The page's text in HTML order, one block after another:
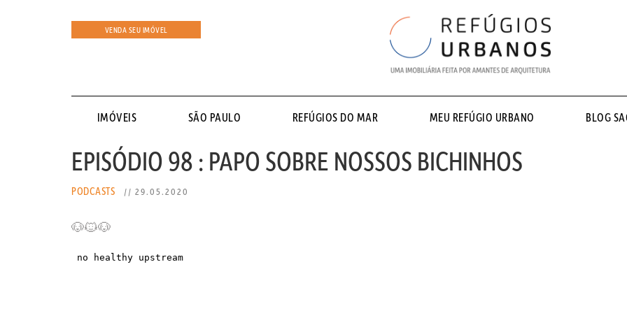
VENDA SEU IMÓVEL
IMÓVEIS SÃO PAULO REFÚGIOS DO MAR MEU REFÚGIO URBANO BLOG
EPISÓDIO 98 : PAPO SOBRE NOSSOS BICHINHOS
PODCASTS // 29.05.2020
🐶🐱🐶